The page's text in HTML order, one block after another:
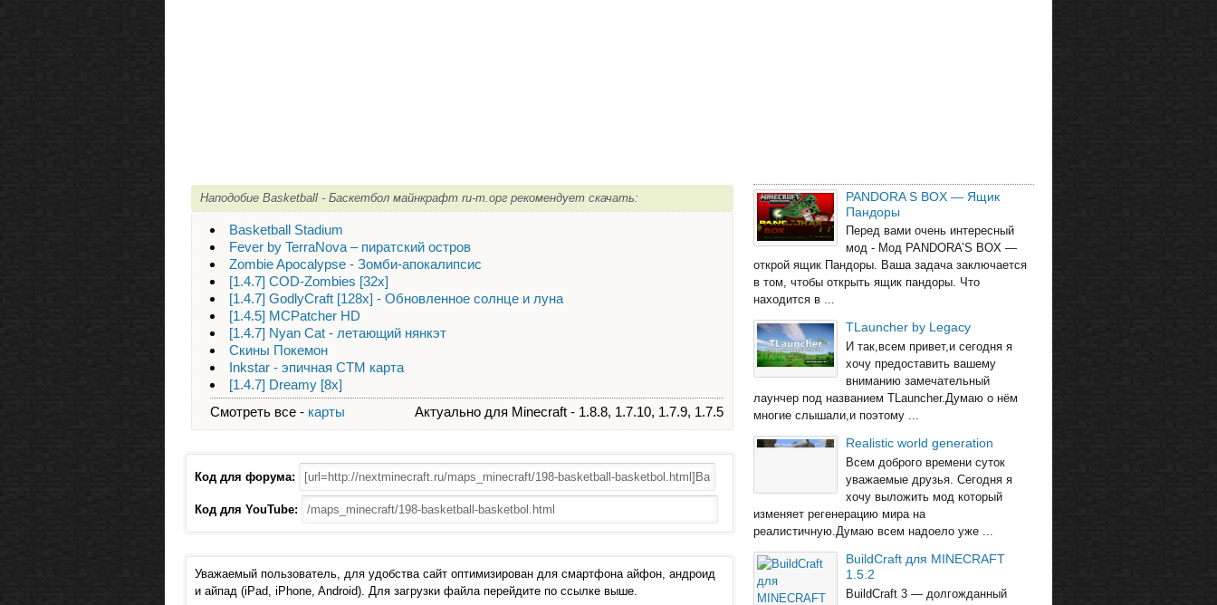
Наподобие Basketball - Баскетбол майнкрафт ru-m.орг рекомендует скачать:
Basketball Stadium
Fever by TerraNova – пиратский остров
Zombie Apocalypse - Зомби-апокалипсис
[1.4.7] COD-Zombies [32x]
[1.4.7] GodlyCraft [128x] - Обновленное солнце и луна
[1.4.5] MCPatcher HD
[1.4.7] Nyan Cat - летающий нянкэт
Скины Покемон
Inkstar - эпичная CTM карта
[1.4.7] Dreamy [8x]
Смотреть все - карты Актуально для Minecraft - 1.8.8, 1.7.10, 1.7.9, 1.7.5
Код для форума:
Код для YouTube:
Уважаемый пользователь, для удобства сайт оптимизирован для смартфона айфон, андроид
и айпад (iPad, iPhone, Android). Для загрузки файла перейдите по ссылке выше.
PANDORA S BOX — Ящик
Пандоры
Перед вами очень интересный
мод - Мод PANDORA’S BOX —
открой ящик Пандоры. Ваша задача заключается
в том, чтобы открыть ящик пандоры. Что
находится в ...
TLauncher by Legacy
И так,всем привет,и сегодня я
хочу предоставить вашему
вниманию замечательный
лаунчер под названием TLauncher.Думаю о нём
многие слышали,и поэтому ...
Realistic world generation
Всем доброго времени суток
уважаемые друзья. Сегодня я
хочу выложить мод который
изменяет регенерацию мира на
реалистичную.Думаю всем надоело уже ...
BuildCraft для MINECRAFT
1.5.2
BuildCraft 3 — долгожданный